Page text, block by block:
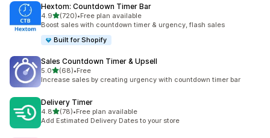
Hextom: Countdown Timer Bar
4.9별 5개 중
(720)
총 리뷰 720개
•Free plan available
Boost sales with countdown timer & urgency, flash sales
Built for Shopify
Sales Countdown Timer & Upsell
5.0별 5개 중
(68)
총 리뷰 68개
•Free
Increase sales by creating urgency with countdown timer bar
Delivery Timer
4.8별 5개 중
(78)
총 리뷰 78개
•Free plan available
Add Estimated Delivery Dates to your store